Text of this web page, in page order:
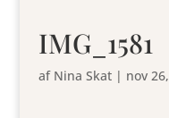
IMG_1581
af Nina Skat| nov